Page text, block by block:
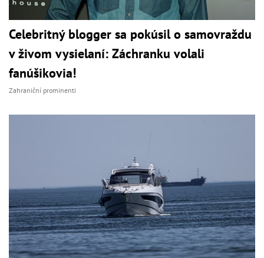
Celebritný blogger sa pokúsil o samovraždu
v živom vysielaní: Záchranku volali
fanúšikovia!
Zahraniční prominenti